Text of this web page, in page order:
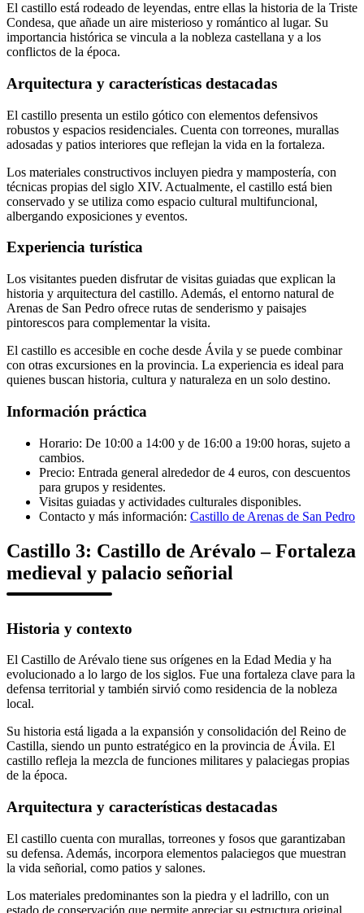
El castillo está rodeado de leyendas, entre ellas la historia de la Triste
Condesa, que añade un aire misterioso y romántico al lugar. Su
importancia histórica se vincula a la nobleza castellana y a los
conflictos de la época.
Arquitectura y características destacadas
El castillo presenta un estilo gótico con elementos defensivos
robustos y espacios residenciales. Cuenta con torreones, murallas
adosadas y patios interiores que reflejan la vida en la fortaleza.
Los materiales constructivos incluyen piedra y mampostería, con
técnicas propias del siglo XIV. Actualmente, el castillo está bien
conservado y se utiliza como espacio cultural multifuncional,
albergando exposiciones y eventos.
Experiencia turística
Los visitantes pueden disfrutar de visitas guiadas que explican la
historia y arquitectura del castillo. Además, el entorno natural de
Arenas de San Pedro ofrece rutas de senderismo y paisajes
pintorescos para complementar la visita.
El castillo es accesible en coche desde Ávila y se puede combinar
con otras excursiones en la provincia. La experiencia es ideal para
quienes buscan historia, cultura y naturaleza en un solo destino.
Información práctica
Horario: De 10:00 a 14:00 y de 16:00 a 19:00 horas, sujeto a
cambios.
Precio: Entrada general alrededor de 4 euros, con descuentos
para grupos y residentes.
Visitas guiadas y actividades culturales disponibles.
Contacto y más información: Castillo de Arenas de San Pedro
Castillo 3: Castillo de Arévalo – Fortaleza
medieval y palacio señorial
Historia y contexto
El Castillo de Arévalo tiene sus orígenes en la Edad Media y ha
evolucionado a lo largo de los siglos. Fue una fortaleza clave para la
defensa territorial y también sirvió como residencia de la nobleza
local.
Su historia está ligada a la expansión y consolidación del Reino de
Castilla, siendo un punto estratégico en la provincia de Ávila. El
castillo refleja la mezcla de funciones militares y palaciegas propias
de la época.
Arquitectura y características destacadas
El castillo cuenta con murallas, torreones y fosos que garantizaban
su defensa. Además, incorpora elementos palaciegos que muestran
la vida señorial, como patios y salones.
Los materiales predominantes son la piedra y el ladrillo, con un
estado de conservación que permite apreciar su estructura original.